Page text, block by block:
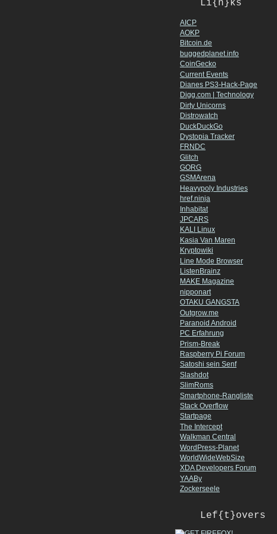
Li{n}ks
AICP
AOKP
Bitcoin.de
buggedplanet.info
CoinGecko
Current Events
Dianes PS3-Hack-Page
Digg.com | Technology
Dirty Unicorns
Distrowatch
DuckDuckGo
Dystopia Tracker
FRNDC
Glitch
GORG
GSMArena
Heavypoly Industries
href.ninja
Inhabitat
JPCARS
KALI Linux
Kasia Van Maren
Kryptowiki
Line Mode Browser
ListenBrainz
MAKE Magazine
nipponart
OTAKU GANGSTA
Outgrow.me
Paranoid Android
PC Erfahrung
Prism-Break
Raspberry Pi Forum
Satoshi sein Senf
Slashdot
SlimRoms
Smartphone-Rangliste
Stack Overflow
Startpage
The Intercept
Walkman Central
WordPress-Planet
WorldWideWebSize
XDA Developers Forum
YAABy
Zockerseele
Lef{t}overs